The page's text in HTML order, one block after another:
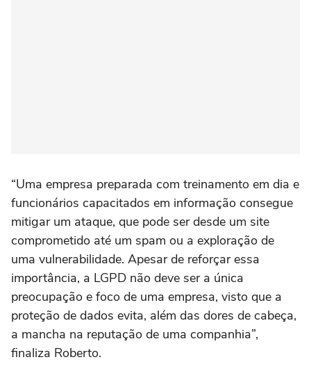
“Uma empresa preparada com treinamento em dia e
funcionários capacitados em informação consegue
mitigar um ataque, que pode ser desde um site
comprometido até um spam ou a exploração de
uma vulnerabilidade. Apesar de reforçar essa
importância, a LGPD não deve ser a única
preocupação e foco de uma empresa, visto que a
proteção de dados evita, além das dores de cabeça,
a mancha na reputação de uma companhia”,
finaliza Roberto.